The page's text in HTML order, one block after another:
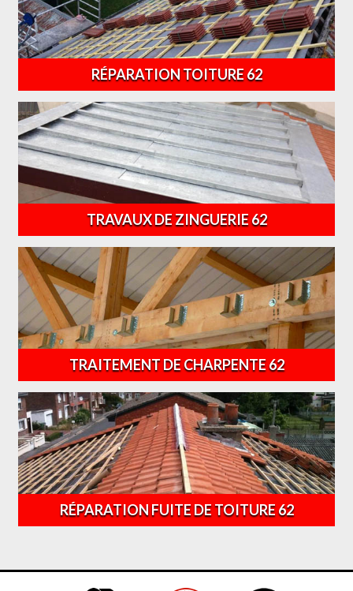
RÉPARATION TOITURE 62
TRAVAUX DE ZINGUERIE 62
TRAITEMENT DE CHARPENTE 62
RÉPARATION FUITE DE TOITURE 62